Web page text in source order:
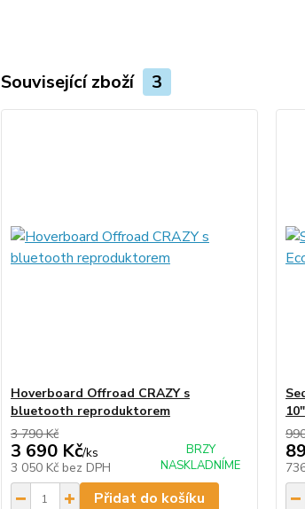
Související zboží 3
Hoverboard Offroad CRAZY s
bluetooth reproduktorem
3 790 Kč
3 690 Kč/ks
3 050 Kč bez DPH
BRZY
NASKLADNÍME
Přidat do košíku
10"